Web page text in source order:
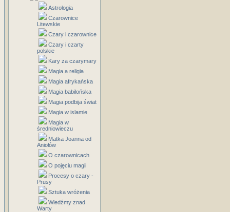
Astrologia
Czarownice
Litewskie
Czary i czarownice
Czary i czarty
polskie
Kary za czarymary
Magia a religia
Magia afrykańska
Magia babilońska
Magia podbija świat
Magia w islamie
Magia w
średniowieczu
Matka Joanna od
Aniołów
O czarownicach
O pojęciu magii
Procesy o czary -
Prusy
Sztuka wróżenia
Wiedźmy znad
Warty